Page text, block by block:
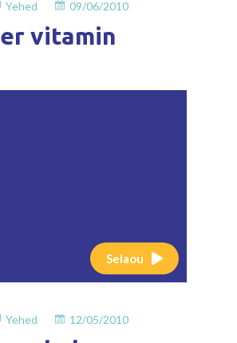
Yehed 09/06/2010
er vitamin
Selaou
Yehed 12/05/2010